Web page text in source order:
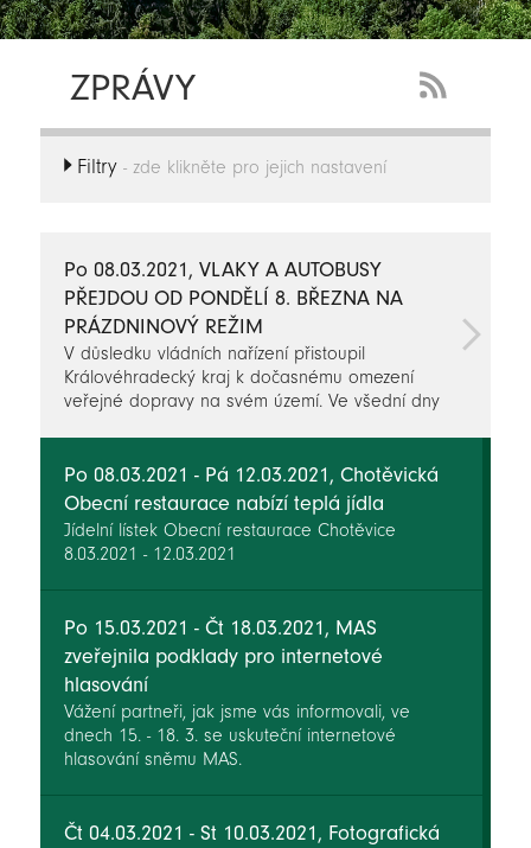
ZPRÁVY
Feed
Filtry- zde klikněte pro jejich nastavení
Po 08.03.2021, VLAKY A AUTOBUSY
PŘEJDOU OD PONDĚLÍ 8. BŘEZNA NA
PRÁZDNINOVÝ REŽIM
V důsledku vládních nařízení přistoupil
Královéhradecký kraj k dočasnému omezení
veřejné dopravy na svém území. Ve všední dny
dopravní obslužnosti.
Po 08.03.2021 - Pá 12.03.2021, Chotěvická
Obecní restaurace nabízí teplá jídla
Jídelní lístek Obecní restaurace Chotěvice
8.03.2021 - 12.03.2021
Po 15.03.2021 - Čt 18.03.2021, MAS
zveřejnila podklady pro internetové
hlasování
Vážení partneři, jak jsme vás informovali, ve
dnech 15. - 18. 3. se uskuteční internetové
hlasování sněmu MAS.
Čt 04.03.2021 - St 10.03.2021, Fotografická